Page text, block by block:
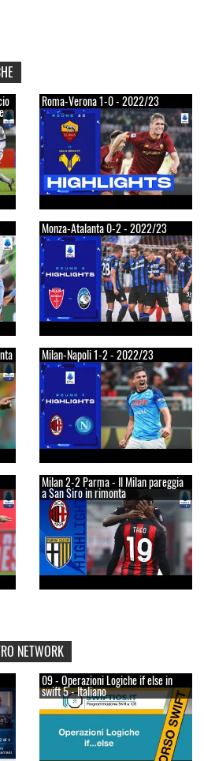
Roma-Verona 1-0 - 2022/23
Monza-Atalanta 0-2 - 2022/23
Milan-Napoli 1-2 - 2022/23
Milan 2-2 Parma - Il Milan pareggia
a San Siro in rimonta
NETWORK
09 - Operazioni Logiche if else in
swift 5 - Italiano